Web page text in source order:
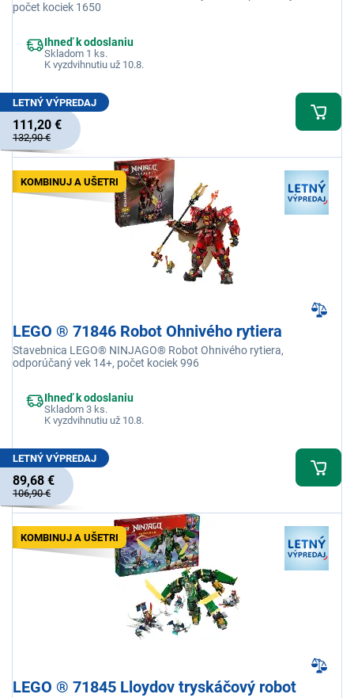
počet kociek 1650
Ihneď k odoslaniu
Skladom 1 ks.
K vyzdvihnutiu už 10.8.
LETNÝ VÝPREDAJ
111,20 €
132,90 €
KOMBINUJ A UŠETRI
LEGO ® 71846 Robot Ohnivého rytiera
Stavebnica LEGO® NINJAGO® Robot Ohnivého rytiera,
odporúčaný vek 14+, počet kociek 996
Ihneď k odoslaniu
Skladom 3 ks.
K vyzdvihnutiu už 10.8.
LETNÝ VÝPREDAJ
89,68 €
106,90 €
KOMBINUJ A UŠETRI
LEGO ® 71845 Lloydov tryskáčový robot